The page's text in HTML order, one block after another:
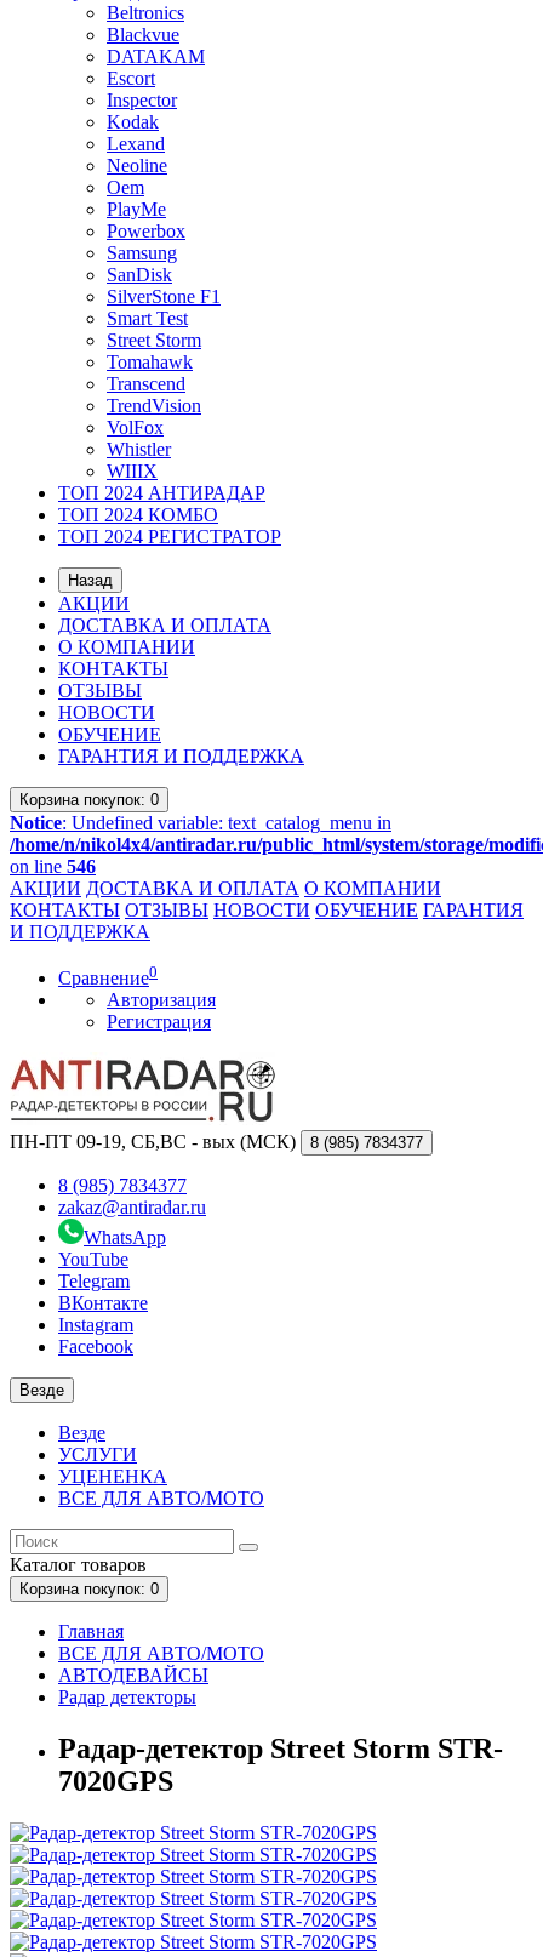
Beltronics
Blackvue
DATAKAM
Escort
Inspector
Kodak
Lexand
Neoline
Oem
PlayMe
Powerbox
Samsung
SanDisk
SilverStone F1
Smart Test
Street Storm
Tomahawk
Transcend
TrendVision
VolFox
Whistler
WIIIX
ТОП 2024 АНТИРАДАР
ТОП 2024 КОМБО
ТОП 2024 РЕГИСТРАТОР
Назад
АКЦИИ
ДОСТАВКА И ОПЛАТА
О КОМПАНИИ
КОНТАКТЫ
ОТЗЫВЫ
НОВОСТИ
ОБУЧЕНИЕ
ГАРАНТИЯ И ПОДДЕРЖКА
Корзинапокупок: 0
Notice: Undefined variable: text_catalog_menu in
/home/n/nikol4x4/antiradar.ru/public_html/system/storage/
on line 546
АКЦИИ ДОСТАВКА И ОПЛАТА О КОМПАНИИ
КОНТАКТЫ ОТЗЫВЫ НОВОСТИ ОБУЧЕНИЕ ГАРАНТИЯ
И ПОДДЕРЖКА
Сравнение0
Авторизация
Регистрация
ПН-ПТ 09-19, СБ,ВС - вых (МСК) 8 (985) 7834377
8 (985) 7834377
zakaz@antiradar.ru
WhatsApp
YouTube
Telegram
ВКонтакте
Instagram
Facebook
Везде
Везде
УСЛУГИ
УЦЕНЕНКА
ВСЕ ДЛЯ АВТО/МОТО
Каталог товаров
Корзинапокупок: 0
Главная
ВСЕ ДЛЯ АВТО/МОТО
АВТОДЕВАЙСЫ
Радар детекторы
Радар-детектор Street Storm STR-
7020GPS